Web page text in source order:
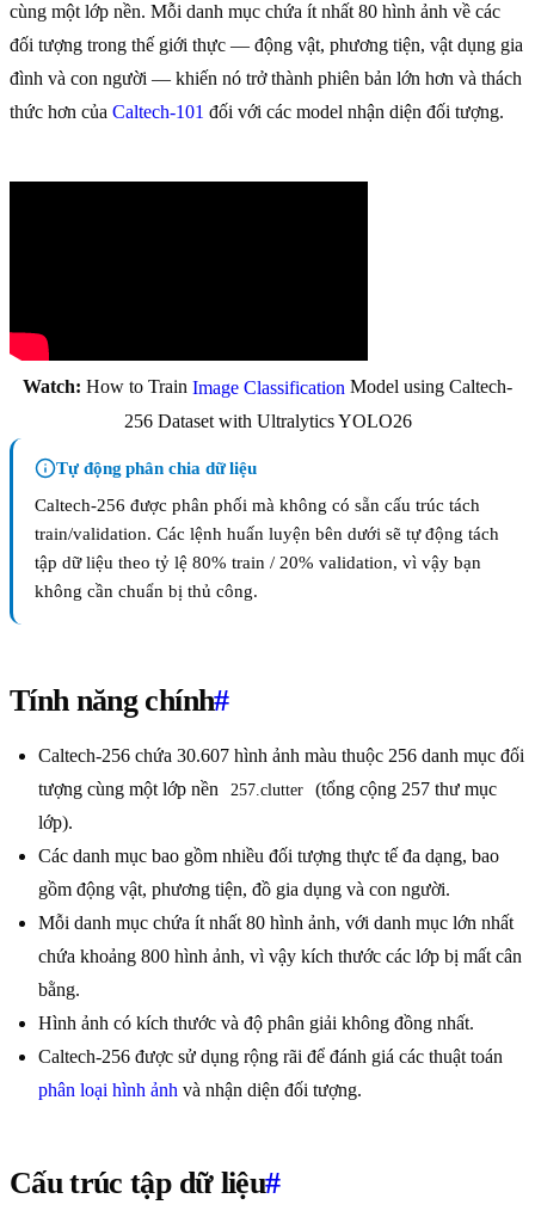
cùng một lớp nền. Mỗi danh mục chứa ít nhất 80 hình ảnh về các
đối tượng trong thế giới thực — động vật, phương tiện, vật dụng gia
đình và con người — khiến nó trở thành phiên bản lớn hơn và thách
thức hơn của Caltech-101 đối với các model nhận diện đối tượng.
Watch: How to Train Image Classification Model using Caltech-
256 Dataset with Ultralytics YOLO26
Tự động phân chia dữ liệu
Caltech-256 được phân phối mà không có sẵn cấu trúc tách
train/validation. Các lệnh huấn luyện bên dưới sẽ tự động tách
tập dữ liệu theo tỷ lệ 80% train / 20% validation, vì vậy bạn
không cần chuẩn bị thủ công.
Tính năng chính#
Caltech-256 chứa 30.607 hình ảnh màu thuộc 256 danh mục đối
tượng cùng một lớp nền
257.clutter
(tổng cộng 257 thư mục
lớp).
Các danh mục bao gồm nhiều đối tượng thực tế đa dạng, bao
gồm động vật, phương tiện, đồ gia dụng và con người.
Mỗi danh mục chứa ít nhất 80 hình ảnh, với danh mục lớn nhất
chứa khoảng 800 hình ảnh, vì vậy kích thước các lớp bị mất cân
bằng.
Hình ảnh có kích thước và độ phân giải không đồng nhất.
Caltech-256 được sử dụng rộng rãi để đánh giá các thuật toán
phân loại hình ảnh và nhận diện đối tượng.
Cấu trúc tập dữ liệu#